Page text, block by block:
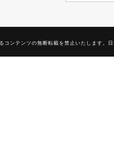
コンテンツの無断転載を禁止いたしま